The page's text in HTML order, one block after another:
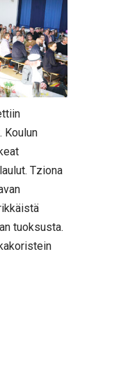
Koulun
Tziona
tuoksusta.